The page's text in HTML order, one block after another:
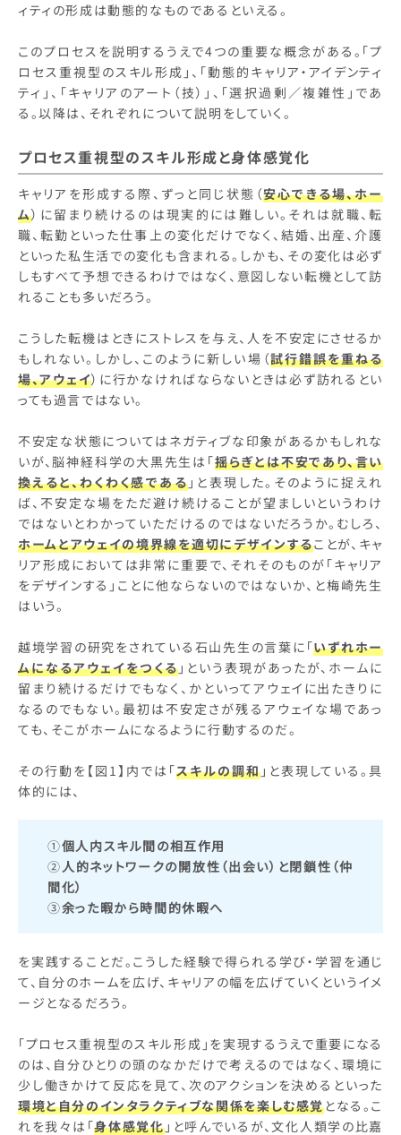
ィティの形成は動態的なものであるといえる。
このプロセスを説明するうえで4つの重要な概念がある。「プ
ロセス重視型のスキル形成」、「動態的キャリア・アイデンティ
ティ」、「キャリアのアート（技）」、「選択過剰／複雑性」であ
る。以降は、それぞれについて説明をしていく。
プロセス重視型のスキル形成と身体感覚化
キャリアを形成する際、ずっと同じ状態（安心できる場、ホー
ム）に留まり続けるのは現実的には難しい。それは就職、転
職、転勤といった仕事上の変化だけでなく、結婚、出産、介護
といった私生活での変化も含まれる。しかも、その変化は必ず
しもすべて予想できるわけではなく、意図しない転機として訪
れることも多いだろう。
こうした転機はときにストレスを与え、人を不安定にさせるか
もしれない。しかし、このように新しい場（試行錯誤を重ねる
場、アウェイ）に行かなければならないときは必ず訪れるとい
っても過言ではない。
不安定な状態についてはネガティブな印象があるかもしれな
いが、脳神経科学の大黒先生は「揺らぎとは不安であり、言い
換えると、わくわく感である」と表現した。そのように捉えれ
ば、不安定な場をただ避け続けることが望ましいというわけ
ではないとわかっていただけるのではないだろうか。むしろ、
ホームとアウェイの境界線を適切にデザインすることが、キャ
リア形成においては非常に重要で、それそのものが「キャリア
をデザインする」ことに他ならないのではないか、と梅崎先生
はいう。
越境学習の研究をされている石山先生の言葉に「いずれホー
ムになるアウェイをつくる」という表現があったが、ホームに
留まり続けるだけでもなく、かといってアウェイに出たきりに
なるのでもない。最初は不安定さが残るアウェイな場であっ
ても、そこがホームになるように行動するのだ。
その行動を【図1】内では「スキルの調和」と表現している。具
体的には、
①個人内スキル間の相互作用
② 人的ネットワークの開放性（出会い）と閉鎖性（仲
間化）
③余った暇から時間的休暇へ
を実践することだ。こうした経験で得られる学び・学習を通じ
て、自分のホームを広げ、キャリアの幅を広げていくというイメ
ージとなるだろう。
「プロセス重視型のスキル形成」を実現するうえで重要になる
のは、自分ひとりの頭のなかだけで考えるのではなく、環境に
少し働きかけて反応を見て、次のアクションを決めるといった
環境と自分のインタラクティブな関係を楽しむ感覚となる。こ
れを我々は「身体感覚化」と呼んでいるが、文化人類学の比嘉